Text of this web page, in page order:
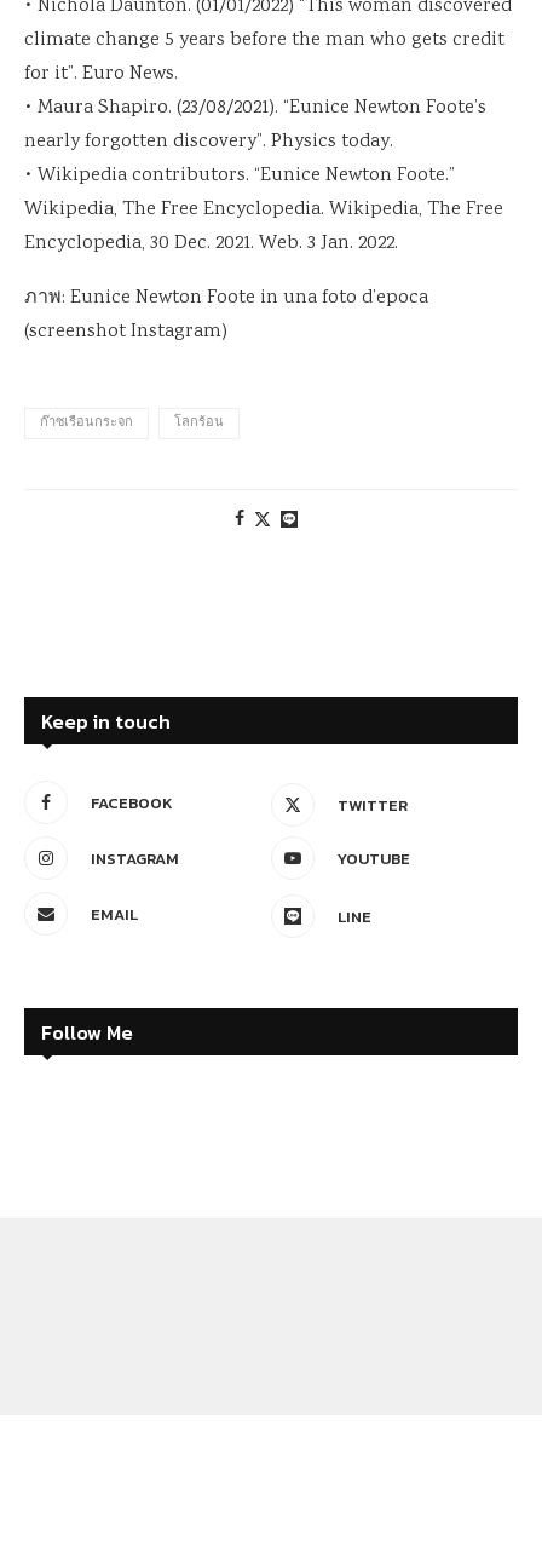
• Nichola Daunton. (01/01/2022) “This woman discovered
climate change 5 years before the man who gets credit
for it”. Euro News.
• Maura Shapiro. (23/08/2021). “Eunice Newton Foote’s
nearly forgotten discovery”. Physics today.
• Wikipedia contributors. “Eunice Newton Foote.”
Wikipedia, The Free Encyclopedia. Wikipedia, The Free
Encyclopedia, 30 Dec. 2021. Web. 3 Jan. 2022.
ภาพ: Eunice Newton Foote in una foto d’epoca
(screenshot Instagram)
ก๊าซเรือนกระจก โลกร้อน
Keep in touch
FACEBOOK TWITTER
INSTAGRAM YOUTUBE
EMAIL LINE
Follow Me